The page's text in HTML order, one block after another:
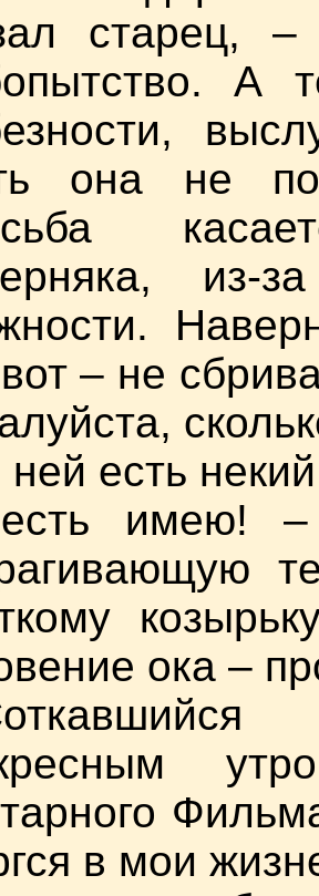
старец,
А
она не
– не
ней есть
имею! –
ока –
в мои